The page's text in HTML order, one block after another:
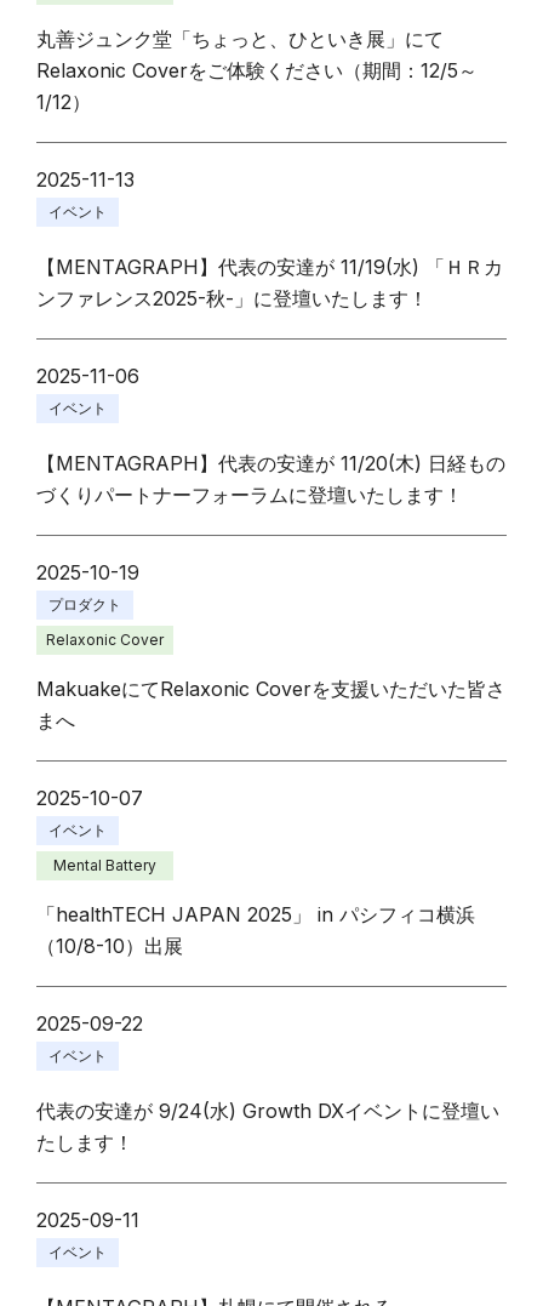
丸善ジュンク堂「ちょっと、ひといき展」にて
Relaxonic Coverをご体験ください（期間：12/5～
1/12）
2025-11-13
イベント
【MENTAGRAPH】代表の安達が 11/19(水) 「ＨＲカ
ンファレンス2025-秋-」に登壇いたします！
2025-11-06
イベント
【MENTAGRAPH】代表の安達が 11/20(木) 日経もの
づくりパートナーフォーラムに登壇いたします！
2025-10-19
プロダクト
Relaxonic Cover
MakuakeにてRelaxonic Coverを支援いただいた皆さ
まへ
2025-10-07
イベント
Mental Battery
「healthTECH JAPAN 2025」 in パシフィコ横浜
（10/8-10）出展
2025-09-22
イベント
代表の安達が 9/24(水) Growth DXイベントに登壇い
たします！
2025-09-11
イベント